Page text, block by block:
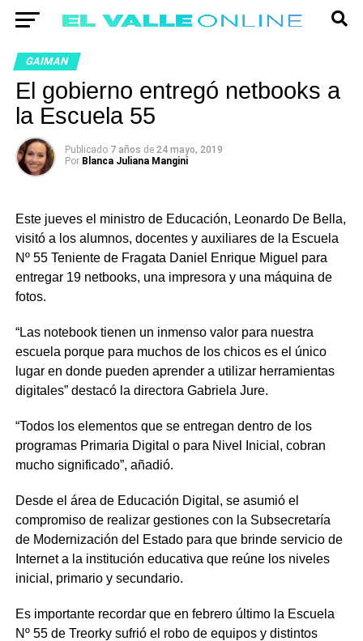
GAIMAN
El gobierno entregó netbooks a
la Escuela 55
Publicado 7 años de 24 mayo, 2019
Por Blanca Juliana Mangini
Este jueves el ministro de Educación, Leonardo De Bella,
visitó a los alumnos, docentes y auxiliares de la Escuela
Nº 55 Teniente de Fragata Daniel Enrique Miguel para
entregar 19 netbooks, una impresora y una máquina de
fotos.
“Las notebook tienen un inmenso valor para nuestra
escuela porque para muchos de los chicos es el único
lugar en donde pueden aprender a utilizar herramientas
digitales” destacó la directora Gabriela Jure.
“Todos los elementos que se entregan dentro de los
programas Primaria Digital o para Nivel Inicial, cobran
mucho significado”, añadió.
Desde el área de Educación Digital, se asumió el
compromiso de realizar gestiones con la Subsecretaría
de Modernización del Estado para que brinde servicio de
Internet a la institución educativa que reúne los niveles
inicial, primario y secundario.
Es importante recordar que en febrero último la Escuela
Nº 55 de Treorky sufrió el robo de equipos y distintos